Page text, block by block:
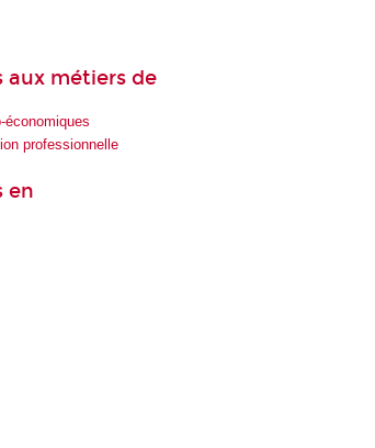
aux métiers de
économiques
professionnelle
en